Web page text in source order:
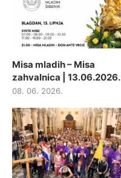
Misa mladih – Misa
zahvalnica | 13.06.2026.
08. 06. 2026.